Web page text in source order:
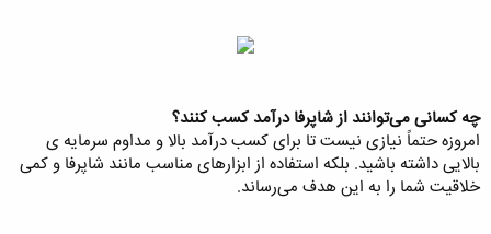
چه کسانی می‌توانند از شاپرفا درآمد کسب کنند؟
امروزه حتماً نیازی نیست تا برای کسب درآمد بالا و مداوم سرمایه ی
بالایی داشته باشید. بلکه استفاده از ابزارهای مناسب مانند شاپرفا و کمی
خلاقیت شما را به این هدف می‌رساند.